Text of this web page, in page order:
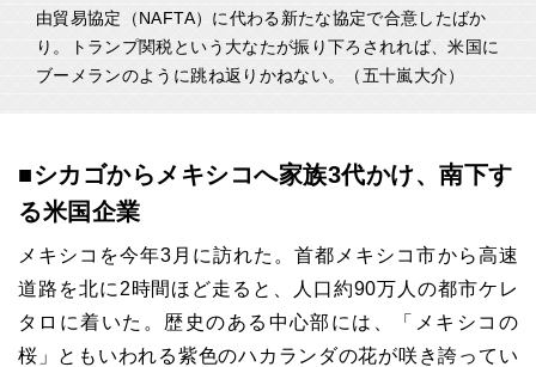
由貿易協定（NAFTA）に代わる新たな協定で合意したばか
り。トランプ関税という大なたが振り下ろされれば、米国に
ブーメランのように跳ね返りかねない。（五十嵐大介）
■シカゴからメキシコへ家族3代かけ、南下す
る米国企業
メキシコを今年3月に訪れた。首都メキシコ市から高速
道路を北に2時間ほど走ると、人口約90万人の都市ケレ
タロに着いた。歴史のある中心部には、「メキシコの
桜」ともいわれる紫色のハカランダの花が咲き誇ってい